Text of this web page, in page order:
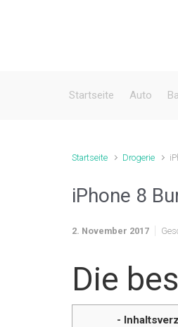
Startseite Auto
Startseite Drogerie
iPhone 8
2. November 2017
Die
-